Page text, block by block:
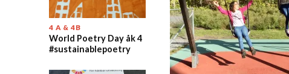
4 A & 4B
World Poetry Day åk 4
#sustainablepoetry